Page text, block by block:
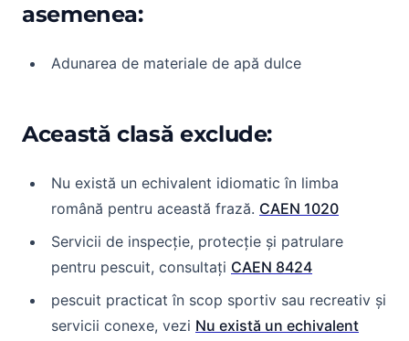
asemenea:
Adunarea de materiale de apă dulce
Această clasă exclude:
Nu există un echivalent idiomatic în limba
română pentru această frază. CAEN 1020
Servicii de inspecție, protecție și patrulare
pentru pescuit, consultați CAEN 8424
pescuit practicat în scop sportiv sau recreativ și
servicii conexe, vezi Nu există un echivalent